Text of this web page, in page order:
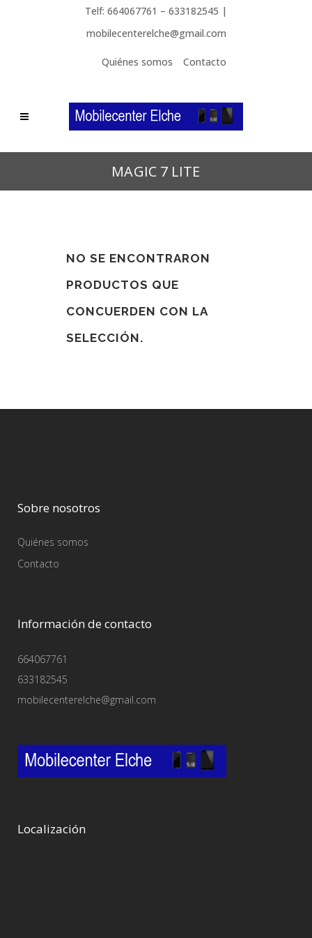
Telf: 664067761 – 633182545 |
mobilecenterelche@gmail.com
Quiénes somos Contacto
MAGIC 7 LITE
NO SE ENCONTRARON
PRODUCTOS QUE
CONCUERDEN CON LA
SELECCIÓN.
Sobre nosotros
Quiénes somos
Contacto
Información de contacto
664067761
633182545
mobilecenterelche@gmail.com
Localización